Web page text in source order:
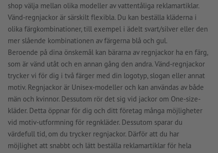
shop välja mellan olika modeller av vattentåliga reklamartiklar.
Vänd-regnjackor är särskilt flexibla. Du kan beställa kläderna i
olika färgkombinationer, till exempel i ädelt svart/silver eller den
mer slående kombinationen av färgerna blå och gul.
Beroende på dina önskemål kan bärarna av regnjackor ha en färg,
som är vänd utåt och en annan gång den andra. Vänd-regnjackor
trycker vi för dig i två färger med din logotyp, slogan eller annat
motiv. Regnjackor är Unisex-modeller och kan användas av både
män och kvinnor. Dessutom rör det sig vid jackor om One-size-
kläder. Detta öppnar för dig och ditt företag många möjligheter
vid motiv-utformning för regnkläder. Dessutom sparar du
värdefull tid, om du trycker regnjackor. Därför att du har
möjlighet att snabbt och lätt beställa reklamartiklar för hela